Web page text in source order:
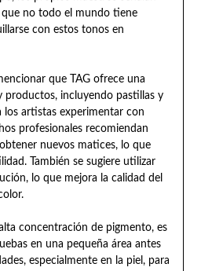
no todo el mundo tiene
con estos tonos en
que TAG ofrece una
productos, incluyendo pastillas y
los artistas experimentar con
profesionales recomiendan
nuevos matices, lo que
También se sugiere utilizar
lo que mejora la calidad del
concentración de pigmento, es
en una pequeña área antes
especialmente en la piel, para